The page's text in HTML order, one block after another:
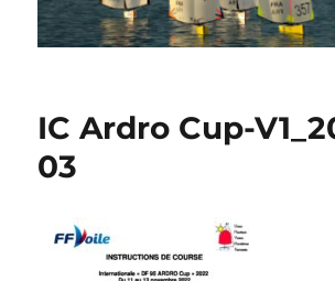
IC Ardro Cup-
03